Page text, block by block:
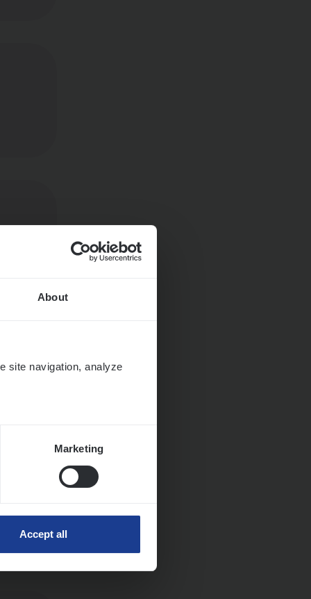
About
site navigation, analyze
Marketing
Accept all